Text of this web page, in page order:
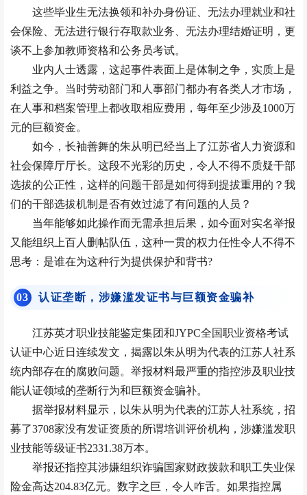
这些毕业生无法换领和补办身份证、无法办理就业和社
会保险、无法进行银行存取款业务、无法办理结婚证明，更
谈不上参加教师资格和公务员考试。
业内人士透露，这起事件表面上是体制之争，实质上是
利益之争。当时劳动部门和人事部门都办有各类人才市场，
在人事和档案管理上都收取相应费用，每年至少涉及1000万
元的巨额资金。
如今，长袖善舞的朱从明已经当上了江苏省人力资源和
社会保障厅厅长。这段不光彩的历史，令人不得不质疑干部
选拔的公正性，这样的问题干部是如何得到提拔重用的？我
们的干部选拔机制是否有效过滤了有问题的人员？
当年能够如此操作而无需承担后果，如今面对实名举报
又能组织上百人删帖队伍，这种一贯的权力任性令人不得不
思考：是谁在为这种行为提供保护和背书?
03 认证垄断，涉嫌滥发证书与巨额资金骗补
江苏英才职业技能鉴定集团和JYPC全国职业资格考试
认证中心近日连续发文，揭露以朱从明为代表的江苏人社系
统内部存在的腐败问题。举报材料最严重的指控涉及职业技
能认证领域的垄断行为和巨额资金骗补。
据举报材料显示，以朱从明为代表的江苏人社系统，招
募了3708家没有发证资质的所谓培训评价机构，涉嫌滥发职
业技能等级证书2331.38万本。
举报还指控其涉嫌组织诈骗国家财政拨款和职工失业保
险金高达204.83亿元。数字之巨，令人咋舌。如果指控属